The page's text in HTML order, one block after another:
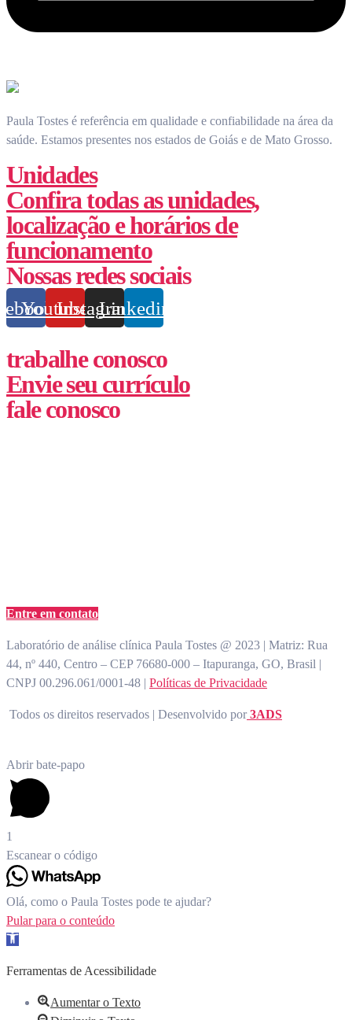
Paula Tostes é referência em qualidade e confiabilidade na área da
saúde. Estamos presentes nos estados de Goiás e de Mato Grosso.
Unidades
Confira todas as unidades,
localização e horários de
funcionamento
Nossas redes sociais
YoutubeInstagram
Linkedin
trabalhe conosco
Envie seu currículo
fale conosco
Entre em contato
Laboratório de análise clínica Paula Tostes @ 2023 | Matriz: Rua
44, nº 440, Centro – CEP 76680-000 – Itapuranga, GO, Brasil |
CNPJ 00.296.061/0001-48 | Políticas de Privacidade
Todos os direitos reservados | Desenvolvido por3ADS
Abrir bate-papo
1
Escanear o código
Olá, como o Paula Tostes pode te ajudar?
Pular para o conteúdo
Barra de Ferramentas Aberta
Ferramentas de Acessibilidade
Aumentar o Texto